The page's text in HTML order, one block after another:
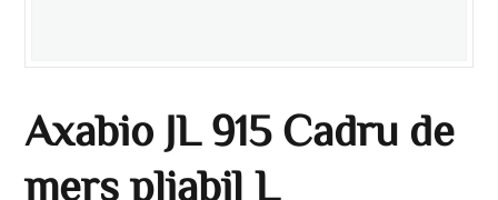
Axabio JL 915 Cadru de
mers pliabil L